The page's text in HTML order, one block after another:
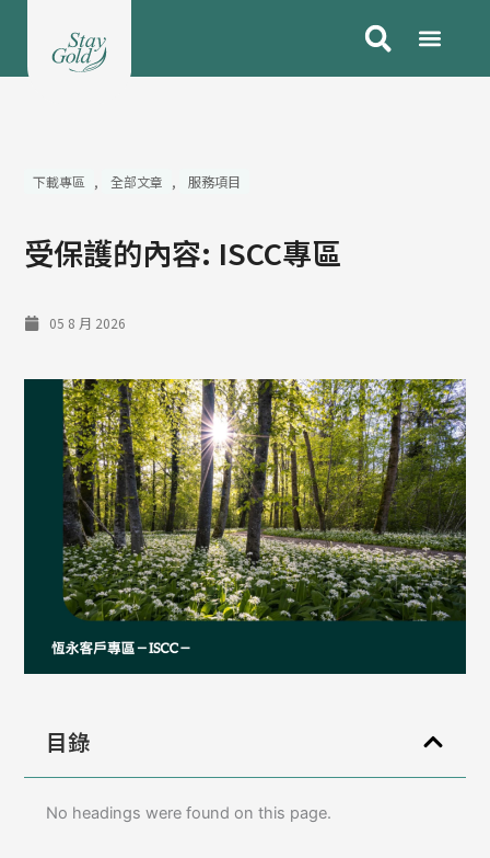
下載專區 , 全部文章 , 服務項目
受保護的內容: ISCC專區
05 8 月 2026
目錄
No headings were found on this page.